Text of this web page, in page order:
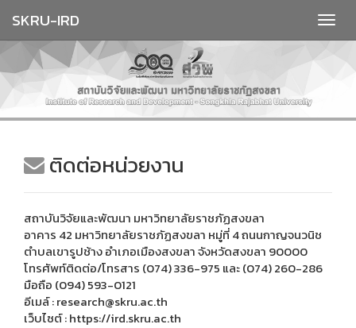
SKRU-IRD
ติดต่อหน่วยงาน
สถาบันวิจัยและพัฒนา มหาวิทยาลัยราชภัฏสงขลา
อาคาร 42 มหาวิทยาลัยราชภัฏสงขลา หมู่ที่ 4 ถนนกาญจนวนิช
ตำบลเขารูปช้าง อำเภอเมืองสงขลา จังหวัดสงขลา 90000
โทรศัพท์ติดต่อ/โทรสาร (074) 336-975 และ (074) 260-286
มือถือ (094) 593-0121
อีเมล์ : research@skru.ac.th
เว็บไซต์ : https://ird.skru.ac.th